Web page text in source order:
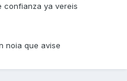
confianza ya vereis
noia que avise